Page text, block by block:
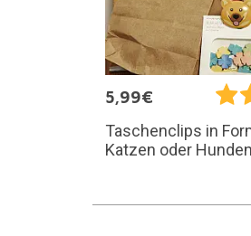
5,99€
Taschenclips in
Katzen oder Hunden